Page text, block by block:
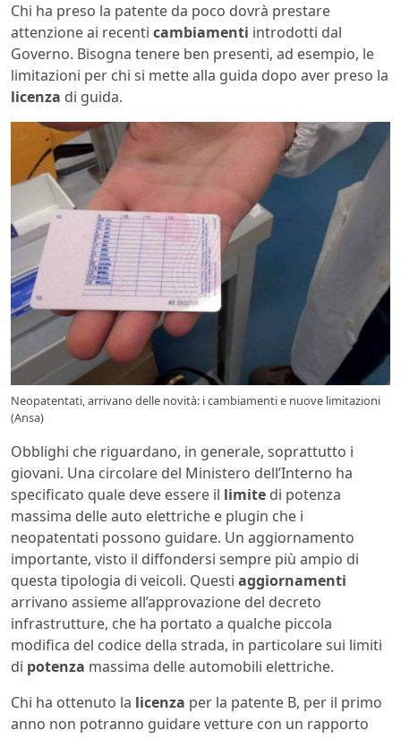
Chi ha preso la patente da poco dovrà prestare
attenzione ai recenti cambiamenti introdotti dal
Governo. Bisogna tenere ben presenti, ad esempio, le
limitazioni per chi si mette alla guida dopo aver preso la
licenza di guida.
Neopatentati, arrivano delle novità: i cambiamenti e nuove limitazioni
(Ansa)
Obblighi che riguardano, in generale, soprattutto i
giovani. Una circolare del Ministero dell’Interno ha
specificato quale deve essere il limite di potenza
massima delle auto elettriche e plugin che i
neopatentati possono guidare. Un aggiornamento
importante, visto il diffondersi sempre più ampio di
questa tipologia di veicoli. Questi aggiornamenti
arrivano assieme all’approvazione del decreto
infrastrutture, che ha portato a qualche piccola
modifica del codice della strada, in particolare sui limiti
di potenza massima delle automobili elettriche.
Chi ha ottenuto la licenza per la patente B, per il primo
anno non potranno guidare vetture con un rapporto